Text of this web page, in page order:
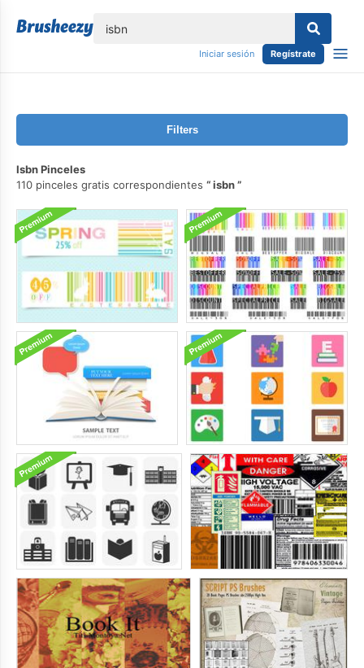
Iniciar sesión Regístrate
Filters
Isbn Pinceles
110 pinceles gratis correspondientes
isbn